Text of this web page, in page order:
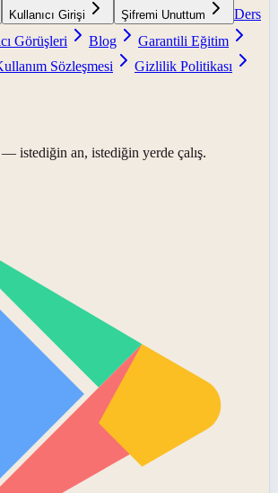
Kullanıcı Girişi Şifremi Unuttum
Ders
Görüşleri Blog
Garantili Eğitim
Sözleşmesi
Gizlilik Politikası
istediğin an, istediğin yerde çalış.